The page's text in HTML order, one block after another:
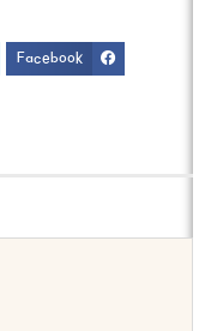
Facebook